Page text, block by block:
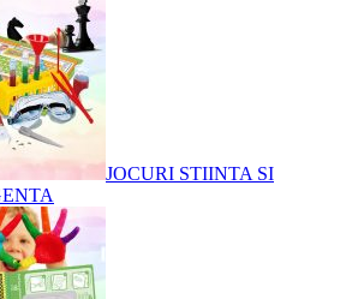
JOCURI STIINTA SI